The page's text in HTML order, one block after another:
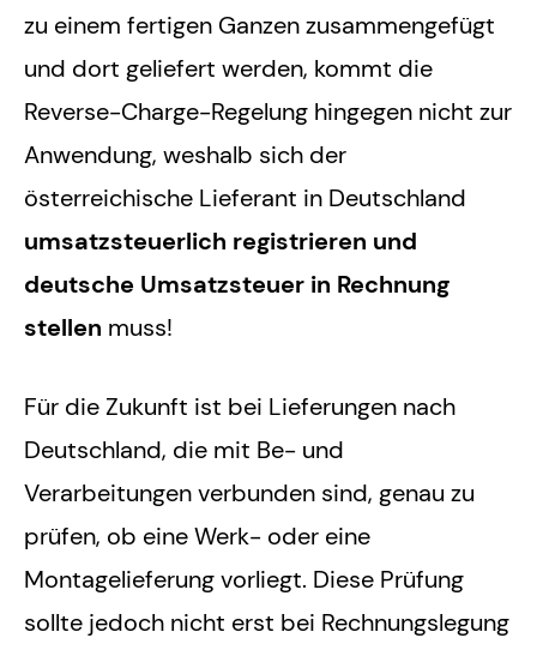
zu einem fertigen Ganzen zusammengefügt
und dort geliefert werden, kommt die
Reverse-Charge-Regelung hingegen nicht zur
Anwendung, weshalb sich der
österreichische Lieferant in Deutschland
umsatzsteuerlich registrieren und
deutsche Umsatzsteuer in Rechnung
stellen muss!
Für die Zukunft ist bei Lieferungen nach
Deutschland, die mit Be- und
Verarbeitungen verbunden sind, genau zu
prüfen, ob eine Werk- oder eine
Montagelieferung vorliegt. Diese Prüfung
sollte jedoch nicht erst bei Rechnungslegung